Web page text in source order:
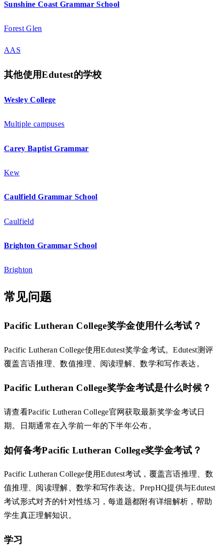
Sunshine Coast Grammar School
Forest Glen
AAS
其他使用Edutest的学校
Wesley College
Multiple campuses
Carey Baptist Grammar
Kew
Caulfield Grammar School
Caulfield
Brighton Grammar School
Brighton
常见问题
Pacific Lutheran College奖学金使用什么考试？
Pacific Lutheran College使用Edutest奖学金考试。Edutest测评
覆盖言语推理、数值推理、阅读理解、数学和写作表达。
Pacific Lutheran College奖学金考试是什么时候？
请查看Pacific Lutheran College官网获取最新奖学金考试日
期。日期通常在入学前一年的下半年公布。
如何备考Pacific Lutheran College奖学金考试？
Pacific Lutheran College使用Edutest考试，覆盖言语推理、数
值推理、阅读理解、数学和写作表达。PrepHQ提供与Edutest
考试形式对齐的针对性练习，每道题都附有详细解析，帮助
学生真正理解知识。
学习